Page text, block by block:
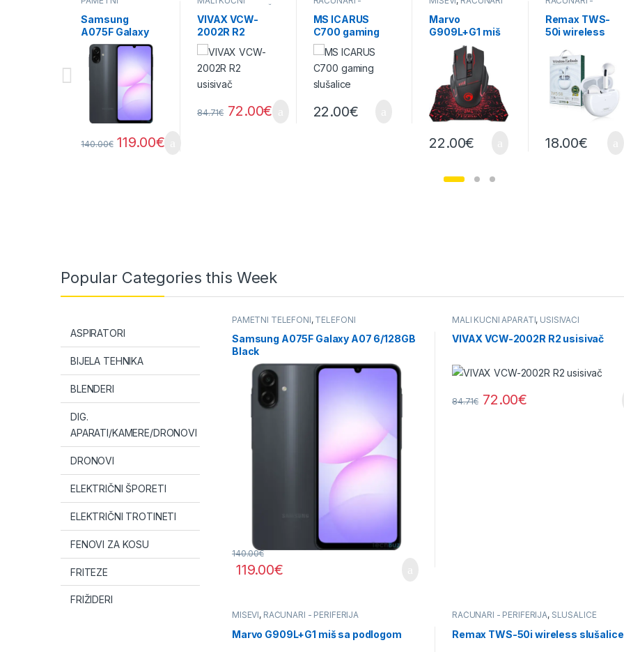
TELEFONI
Samsung
A075F Galaxy
A07 6/128GB
Black
140.00€ 119.00€
VIVAX VCW-
2002R R2
usisivač
84.71€ 72.00€
SLUŠALICE
MS ICARUS
C700 gaming
slušalice
22.00€
Marvo
G909L+G1 miš
sa podlogom
22.00€
SLUŠALICE
Remax TWS-
50i wireless
18.00€
Popular Categories this Week
ASPIRATORI
BIJELA TEHNIKA
BLENDERI
DIG.
APARATI/KAMERE/DRONOVI
DRONOVI
ELEKTRIČNI ŠPORETI
ELEKTRIČNI TROTINETI
FENOVI ZA KOSU
FRITEZE
FRIŽIDERI
PAMETNI TELEFONI, TELEFONI
Samsung A075F Galaxy A07 6/128GB
Black
140.00€
119.00€
MALI KUĆNI APARATI, USISIVAČI
VIVAX VCW-2002R R2 usisivač
84.71€ 72.00€
MIŠEVI, RAČUNARI - PERIFERIJA
Marvo G909L+G1 miš sa podlogom
RAČUNARI - PERIFERIJA, SLUŠALICE
Remax TWS-50i wireless slušalice